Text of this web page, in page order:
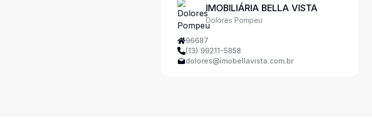
IMOBILIÁRIA BELLA VISTA
Dolores Pompeu
96687
(13) 99211-5858
dolores@imobellavista.com.br